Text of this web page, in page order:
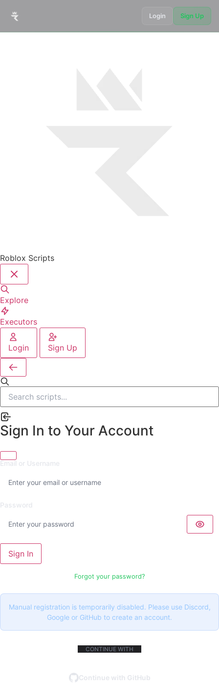
Login Sign Up
Roblox Scripts
Explore
Executors
Login Sign Up
Sign In to Your Account
Email or Username
Password
Sign In
Forgot your password?
Manual registration is temporarily disabled. Please use Discord,
Google or GitHub to create an account.
CONTINUE WITH
Continue with GitHub